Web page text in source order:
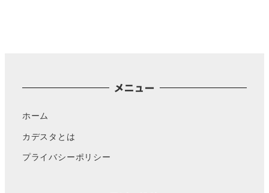
メニュー
ホーム
カデスタとは
プライバシーポリシー